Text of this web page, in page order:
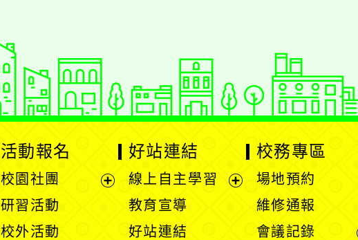
活動報名
校園社團
研習活動
校外活動
好站連結
線上自主學習
教育宣導
好站連結
校務專區
場地預約
維修通報
會議記錄